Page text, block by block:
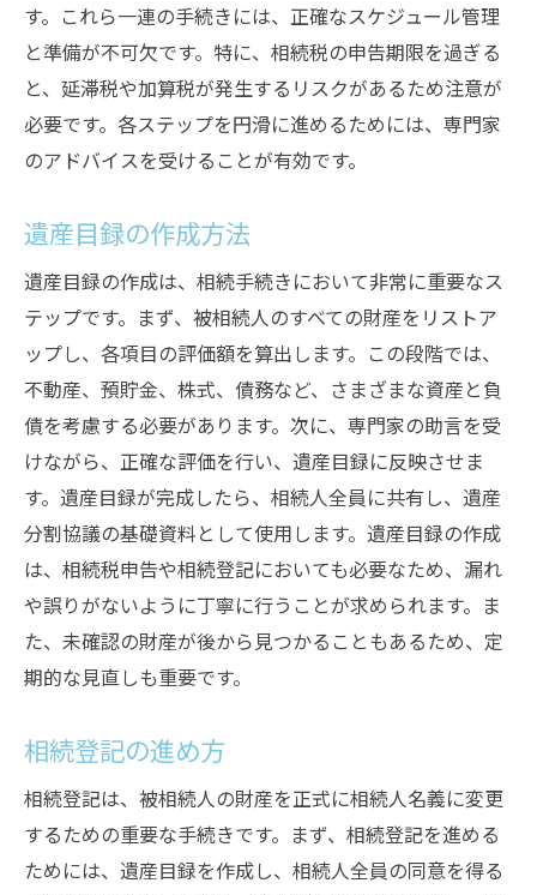
す。これら一連の手続きには、正確なスケジュール管理
と準備が不可欠です。特に、相続税の申告期限を過ぎる
と、延滞税や加算税が発生するリスクがあるため注意が
必要です。各ステップを円滑に進めるためには、専門家
のアドバイスを受けることが有効です。
遺産目録の作成方法
遺産目録の作成は、相続手続きにおいて非常に重要なス
テップです。まず、被相続人のすべての財産をリストア
ップし、各項目の評価額を算出します。この段階では、
不動産、預貯金、株式、債務など、さまざまな資産と負
債を考慮する必要があります。次に、専門家の助言を受
けながら、正確な評価を行い、遺産目録に反映させま
す。遺産目録が完成したら、相続人全員に共有し、遺産
分割協議の基礎資料として使用します。遺産目録の作成
は、相続税申告や相続登記においても必要なため、漏れ
や誤りがないように丁寧に行うことが求められます。ま
た、未確認の財産が後から見つかることもあるため、定
期的な見直しも重要です。
相続登記の進め方
相続登記は、被相続人の財産を正式に相続人名義に変更
するための重要な手続きです。まず、相続登記を進める
ためには、遺産目録を作成し、相続人全員の同意を得る